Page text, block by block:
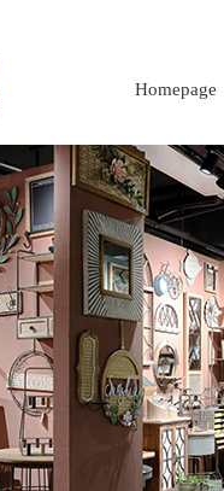
Homepage